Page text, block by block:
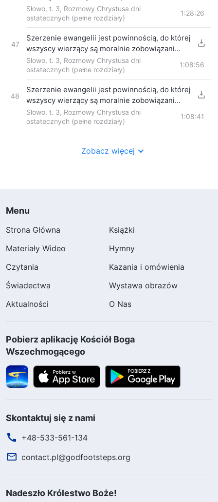
Słowo, t. 3, Rozmowy Chrystusa dni
ostatecznych (pełne rozdziały)
1:28:26
47
Szerzenie ewangelii jest powinnością, do której
wszyscy wierzący są moralnie zobowiązani
(Część pierwsza)
Słowo, t. 3, Rozmowy Chrystusa dni
ostatecznych (pełne rozdziały)
1:08:56
48
Szerzenie ewangelii jest powinnością, do której
wszyscy wierzący są moralnie zobowiązani
(Część druga)
Słowo, t. 3, Rozmowy Chrystusa dni
ostatecznych (pełne rozdziały)
1:08:41
Zobacz więcej
Menu
Strona Główna
Książki
Materiały Wideo
Hymny
Czytania
Kazania i omówienia
Świadectwa
Wystawa obrazów
Aktualności
O Nas
Pobierz aplikację Kościół Boga
Wszechmogącego
Skontaktuj się z nami
+48-533-561-134
contact.pl@godfootsteps.org
Nadeszło Królestwo Boże!